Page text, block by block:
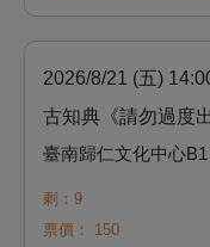
2026/8/21 (五)
古知典《請勿過度
臺南歸仁文化中心B1
剩：9
票價：
150